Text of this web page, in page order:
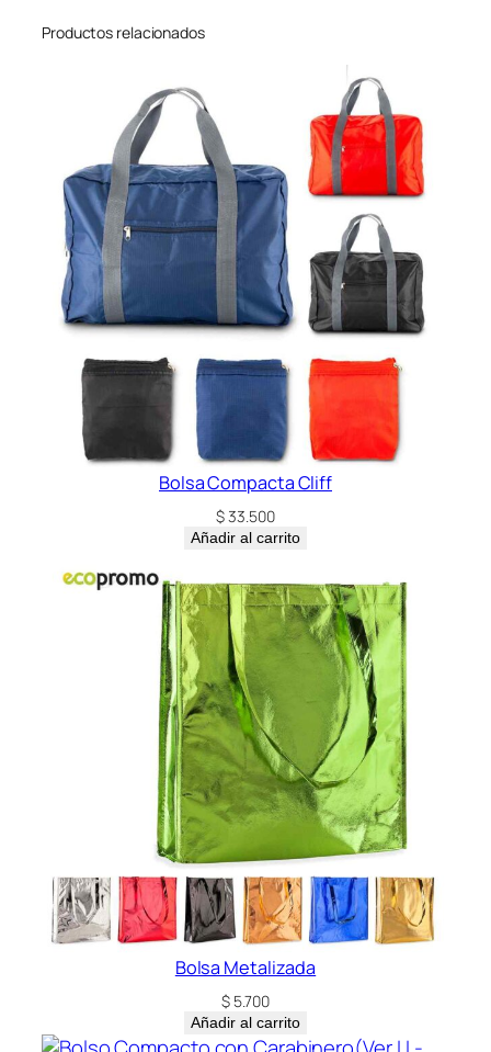
c
Productos relacionados
Bolsa Compacta Cliff
$33.500
Añadir al carrito
Bolsa Metalizada
$5.700
Añadir al carrito